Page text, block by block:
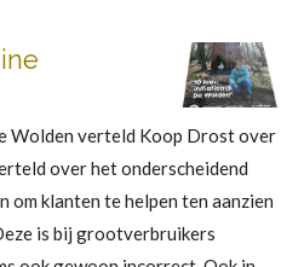
Wolden verteld Koop Drost over
over het onderscheidend
om klanten te helpen ten aanzien
is bij grootverbruikers